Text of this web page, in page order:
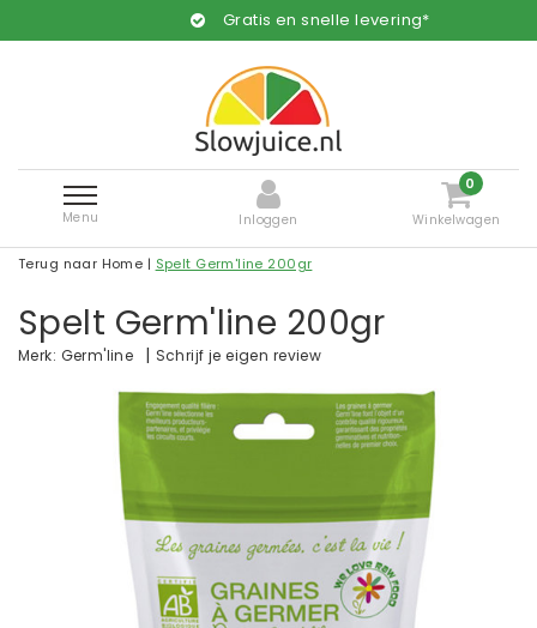
Gratis en snelle levering*
Menu Inloggen
0
Winkelwagen
Terug naar Home | Spelt Germ'line 200gr
Spelt Germ'line 200gr
Merk: Germ'line | Schrijf je eigen review